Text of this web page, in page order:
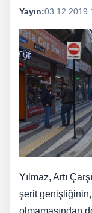
Yayın:03.12.2019
Yılmaz, Artı
şerit
olmamasından